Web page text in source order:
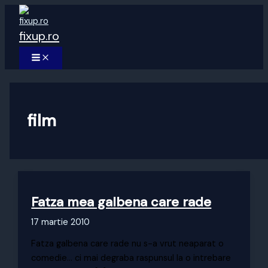
Skip
content
fixup.ro
MAIN
MENU
film
Fatza mea galbena care rade
17 martie 2010
Fatza galbena care rade nu s-a vrut neaparat o
comedie… ci mai degraba raspunsul la o intrebare